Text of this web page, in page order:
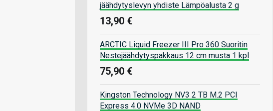
jäähdytyslevyn yhdiste Lämpöalusta 2 g
13,90 €
ARCTIC Liquid Freezer III Pro 360 Suoritin
Nestejäähdytyspakkaus 12 cm musta 1 kpl
75,90 €
Kingston Technology NV3 2 TB M.2 PCI
Express 4.0 NVMe 3D NAND